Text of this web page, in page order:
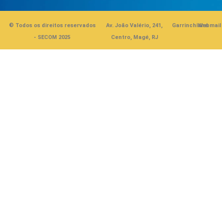
© Todos os direitos reservados
- SECOM 2025
Av. João Valério, 241,
Centro, Magé, RJ
GarrinchinhaWebmail